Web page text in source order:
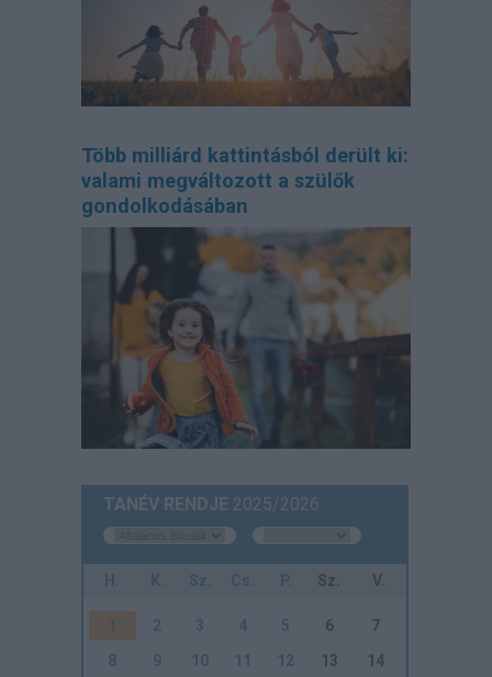
Több milliárd kattintásból derült ki:
valami megváltozott a szülők
gondolkodásában
TANÉV RENDJE 2025/2026
H. K. Sz. Cs. P. Sz. V.
1 2 3 4 5 6
7
8
9 10 11 12 13
14